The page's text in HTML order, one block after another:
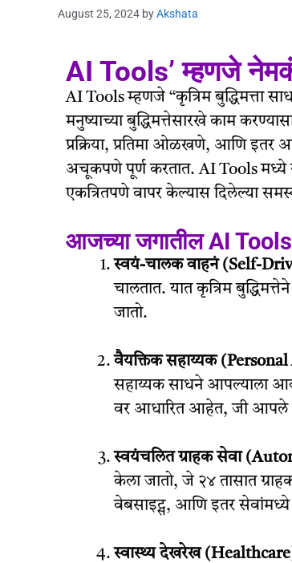
August 25, 2024 byAkshata
AI Tools’ म्हणजे
AI Tools म्हणजे “कृत्रिम बुद्धिमत्ता
मनुष्याच्या बुद्धिमत्तेसारखे काम
प्रक्रिया, प्रतिमा ओळखणे, आणि इतर
अचूकपणे पूर्ण करतात. AI Tools मध्ये
एकत्रितपणे वापर केल्यास दिलेल्या
आजच्या जगातील AI Tools
स्वयं-चालक वाहनं (Self-
चालतात. यात कृत्रिम
जातो.
वैयक्तिक सहाय्यक
सहाय्यक साधने आपल्याला
वर आधारित आहेत, जी आपले
स्वयंचलित ग्राहक सेवा
केला जातो, जे २४ तासात
वेबसाइट्स, आणि इतर सेवांमध्ये
स्वास्थ्य देखरेख